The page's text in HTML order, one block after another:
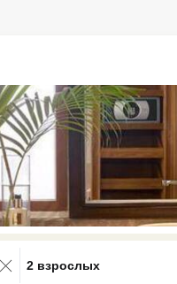
0 results available. Select
2 взрослых